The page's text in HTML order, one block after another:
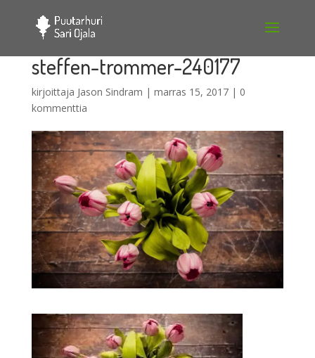
steffen-trommer-240177
kirjoittaja Jason Sindram | marras 15, 2017| 0
kommenttia